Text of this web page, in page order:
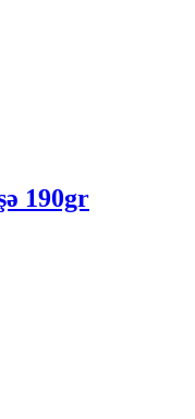
190gr